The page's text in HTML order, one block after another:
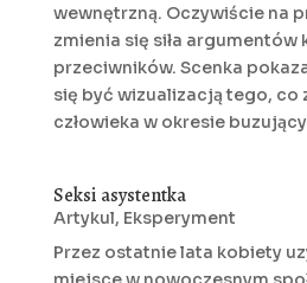
wewnętrzną. Oczywiście na
zmienia się siła argumentów
przeciwników. Scenka
się być wizualizacją tego, co
człowieka w okresie
Seksi asystentka
Artykul, Eksperyment
Przez ostatnie lata kobiety